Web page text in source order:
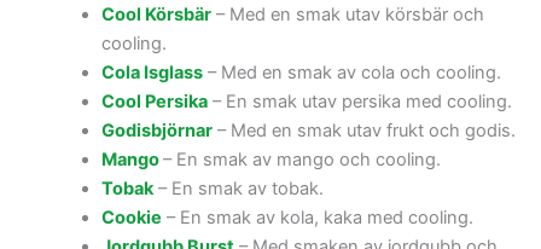
Cool Körsbär– Med en smak utav körsbär och
cooling.
Cola Isglass– Med en smak av cola och cooling.
Cool Persika– En smak utav persika med cooling.
Godisbjörnar – Med en smak utav frukt och godis.
Mango– En smak av mango och cooling.
Tobak – En smak av tobak.
Cookie – En smak av kola, kaka med cooling.